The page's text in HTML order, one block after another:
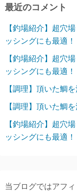
ブ
最近のコメント
【釣場紹介】超穴
ッシングにも最適！
【釣場紹介】超穴
ッシングにも最適！
【調理】頂いた鯛
【調理】頂いた鯛
【釣場紹介】超穴
ッシングにも最適！
当ブログではアフ